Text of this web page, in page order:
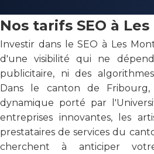
Nos tarifs SEO à
Investir dans le SEO à Les
d'une visibilité qui ne
publicitaire, ni des
Dans le canton de
dynamique porté par
entreprises innovantes, les
prestataires de services du
cherchent à anticiper